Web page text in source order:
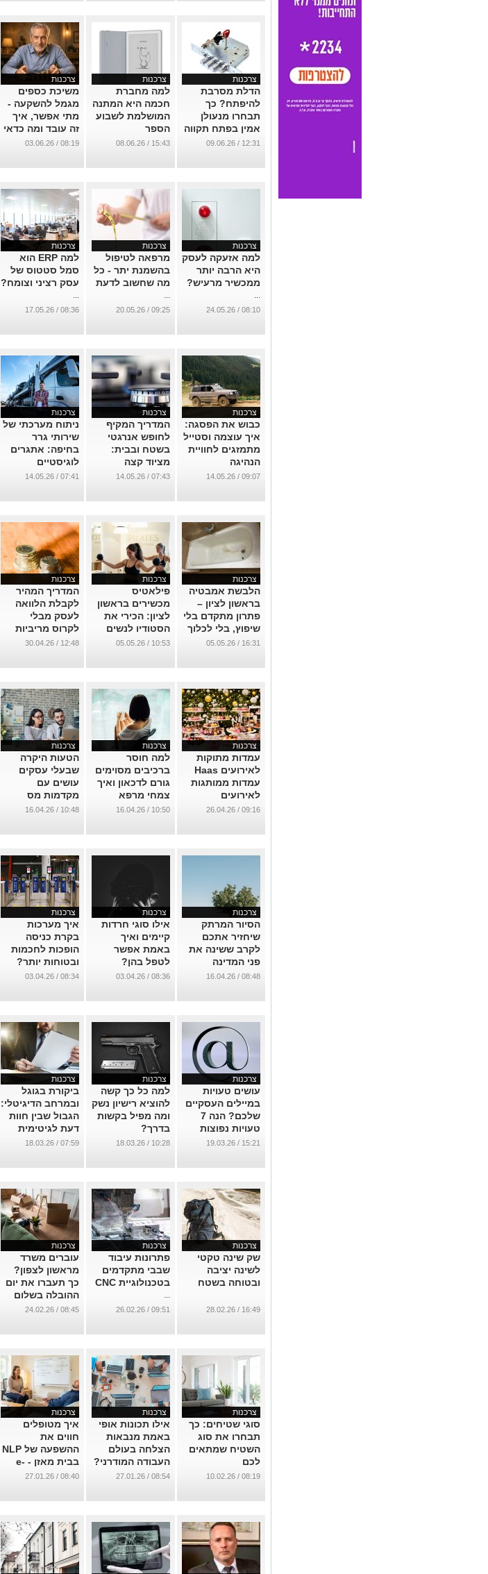
צרכנות
הדלת מסרבת
להיפתח? כך
תבחרו מנעולן
אמין בפתח תקווה
...
12:31 / 09.06.26
צרכנות
למה מחברת
חכמה היא המתנה
המושלמת לשבוע
הספר
...
15:43 / 08.06.26
צרכנות
משיכת כספים
מגמל להשקעה -
מתי אפשר, איך
זה עובד ומה כדאי
להבין
08:19 / 03.06.26
צרכנות
למה אזעקה לעסק
היא הרבה יותר
ממכשיר מרעיש?
...
08:10 / 24.05.26
צרכנות
מרפאה לטיפול
בהשמנת יתר - כל
מה שחשוב לדעת
...
09:25 / 20.05.26
צרכנות
למה ERP הוא
סמל סטטוס של
עסק רציני וצומח?
...
08:36 / 17.05.26
צרכנות
כבוש את הפסגה:
איך עוצמה וסטייל
מתמזגים לחוויית
הנהיגה
האולטימטיבית?
09:07 / 14.05.26
צרכנות
המדריך המקיף
לחופש אנרגטי
בשטח ובבית:
מציוד קצה
מתקדם ועד
שיניעו אתכם
...
07:43 / 14.05.26
צרכנות
ניתוח מערכתי של
שירותי גרר
בחיפה: אתגרים
לוגיסטיים
ופתרונות
2026
07:41 / 14.05.26
צרכנות
הלבשת אמבטיה
בראשון לציון –
פתרון מתקדם בלי
שיפוץ, בלי לכלוך
ועם תוצאה
...
16:31 / 05.05.26
צרכנות
פילאטיס
מכשירים בראשון
לציון: הכירי את
הסטודיו לנשים
בלבד
10:53 / 05.05.26
צרכנות
המדריך המהיר
לקבלת הלוואה
לעסק מבלי
לקרוס מריביות
...
12:48 / 30.04.26
צרכנות
עמדות מתוקות
לאירועים Haas
עמדות ממותגות
לאירועים
שמרימות את כל
...
09:16 / 26.04.26
צרכנות
למה חוסר
ברכיבים מסוימים
גורם לדכאון ואיך
צמחי מרפא
פותרים זאת?
10:50 / 16.04.26
צרכנות
הטעות היקרה
שבעלי עסקים
עושים עם
מקדמות מס
...
10:48 / 16.04.26
צרכנות
הסיור המרתק
שיחזיר אתכם
לקרב ששינה את
פני המדינה
...
08:48 / 16.04.26
צרכנות
אילו סוגי חרדות
קיימים ואיך
באמת אפשר
לטפל בהן?
...
08:36 / 03.04.26
צרכנות
איך מערכות
בקרת כניסה
הופכות לחכמות
ובטוחות יותר?
...
08:34 / 03.04.26
צרכנות
עושים טעויות
במיילים העסקיים
שלכם? הנה 7
טעויות נפוצות
ואיך להימנע מהן
15:21 / 19.03.26
צרכנות
למה כל כך קשה
להוציא רישיון נשק
ומה מפיל בקשות
בדרך?
...
10:28 / 18.03.26
צרכנות
ביקורת בגוגל
ובמרחב הדיגיטלי:
הגבול שבין חוות
דעת לגיטימית
ללשון הרע
07:59 / 18.03.26
צרכנות
שק שינה טקטי
לשינה יציבה
ובטוחה בשטח
16:49 / 28.02.26
צרכנות
פתרונות עיבוד
שבבי מתקדמים
בטכנולוגיית CNC
...
09:51 / 26.02.26
צרכנות
עוברים משרד
מראשון לצפון?
כך תעברו את יום
ההובלה בשלום
...
08:45 / 24.02.26
צרכנות
סוגי שטיחים: כך
תבחרו את סוג
השטיח שמתאים
לכם
...
08:19 / 10.02.26
צרכנות
אילו תכונות אופי
באמת מנבאות
הצלחה בעולם
העבודה המודרני?
...
08:54 / 27.01.26
צרכנות
איך מטופלים
חווים את
ההשפעה של NLP
בבית מאזן - e-
zone?
08:40 / 27.01.26